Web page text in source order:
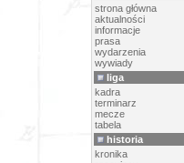
strona główna
aktualności
informacje
prasa
wydarzenia
wywiady
liga
kadra
terminarz
mecze
tabela
historia
kronika